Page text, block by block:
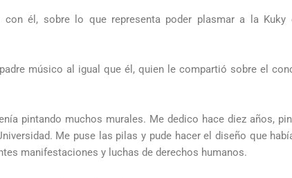
él, sobre lo que representa poder plasmar a la Kuky
músico al igual que él, quien le compartió sobre el
pintando muchos murales. Me dedico hace diez años,
Me puse las pilas y pude hacer el diseño que
manifestaciones y luchas de derechos humanos.